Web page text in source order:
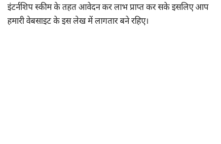
इंटर्नशिप स्कीम के तहत आवेदन कर लाभ प्राप्त कर सके इसलिए आप
हमारी वेबसाइट के इस लेख में लागतार बने रहिए।